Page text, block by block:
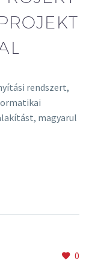
rendszert,
magyarul
0